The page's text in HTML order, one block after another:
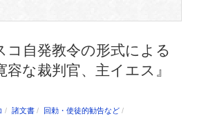
コ自発教令の形式による
容な裁判官、主イエス』
諸文書
回勅・使徒的勧告など